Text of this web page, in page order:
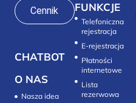
Cennik
CHATBOT
O NAS
Nasza idea
FUNKCJE
Telefoniczna
rejestracja
E-rejestracja
Płatności
internetowe
Lista
rezerwowa